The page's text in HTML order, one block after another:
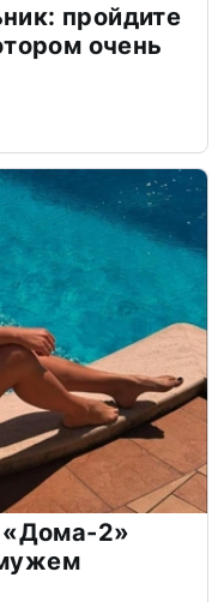
пройдите
очень
«Дома-2»